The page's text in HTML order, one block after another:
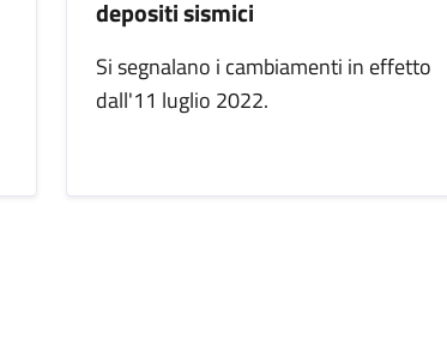
depositi sismici
Si segnalano i cambiamenti in effetto
dall'11 luglio 2022.